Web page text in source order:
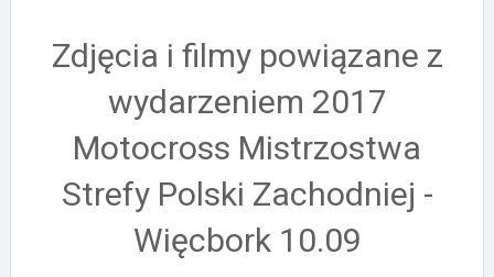
Zdjęcia i filmy powiązane z
wydarzeniem 2017
Motocross Mistrzostwa
Strefy Polski Zachodniej -
Więcbork 10.09